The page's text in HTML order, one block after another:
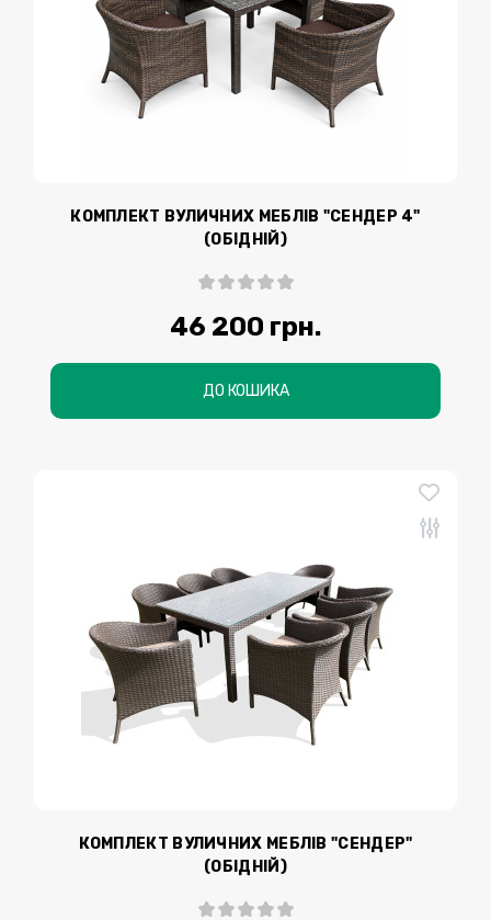
КОМПЛЕКТ ВУЛИЧНИХ МЕБЛІВ "СЕНДЕР 4"
(ОБІДНІЙ)
46 200 грн.
ДО КОШИКА
КОМПЛЕКТ ВУЛИЧНИХ МЕБЛІВ "СЕНДЕР"
(ОБІДНІЙ)